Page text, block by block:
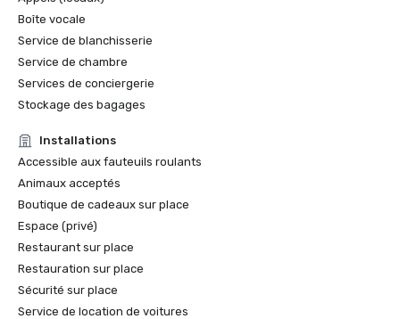
Boîte vocale
Service de blanchisserie
Service de chambre
Services de conciergerie
Stockage des bagages
Installations
Accessible aux fauteuils roulants
Animaux acceptés
Boutique de cadeaux sur place
Espace (privé)
Restaurant sur place
Restauration sur place
Sécurité sur place
Service de location de voitures